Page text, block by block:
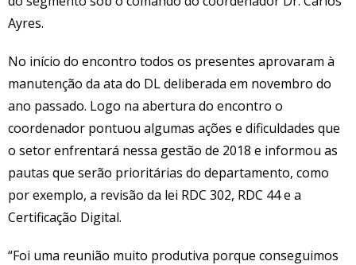
Ayres.
No início do encontro todos os presentes aprovaram à
manutenção da ata do DL deliberada em novembro do
ano passado. Logo na abertura do encontro o
coordenador pontuou algumas ações e dificuldades que
o setor enfrentará nessa gestão de 2018 e informou as
pautas que serão prioritárias do departamento, como
por exemplo, a revisão da lei RDC 302, RDC 44 e a
Certificação Digital.
“Foi uma reunião muito produtiva porque conseguimos